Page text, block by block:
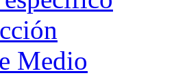
Medio